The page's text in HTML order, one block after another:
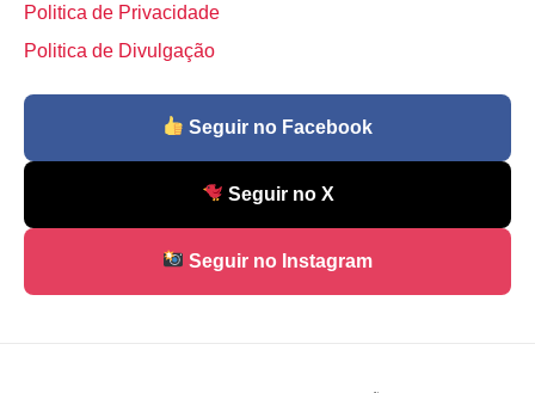
Politica de Privacidade
Politica de Divulgação
Seguir no Facebook
Seguir no X
Seguir no Instagram